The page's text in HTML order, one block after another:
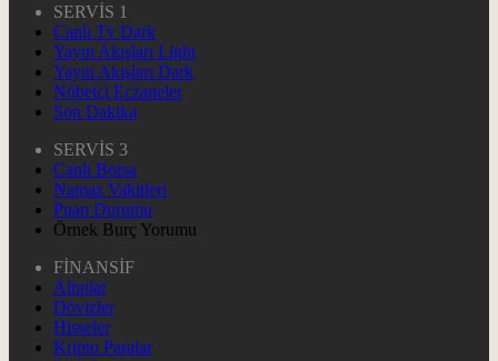
SERVİS 1
Canlı Tv Dark
Yayın Akışları Light
Yayın Akışları Dark
Nöbetçi Eczaneler
Son Dakika
SERVİS 3
Canlı Borsa
Namaz Vakitleri
Puan Durumu
Örnek Burç Yorumu
FİNANSİF
Altınlar
Dövizler
Hisseler
Kripto Paralar